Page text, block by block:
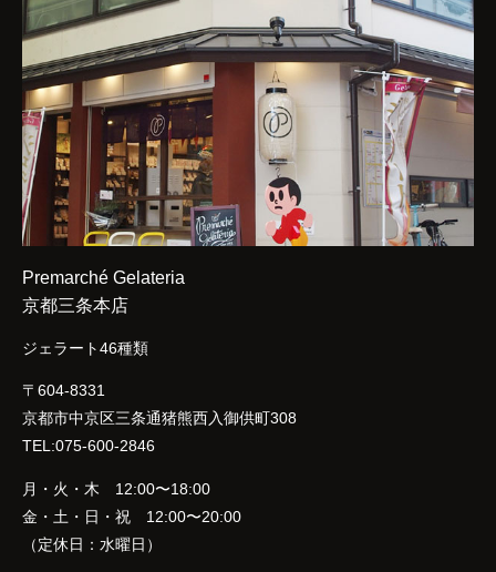
Premarché Gelateria
京都三条本店
ジェラート46種類
〒604-8331
京都市中京区三条通猪熊西入御供町308
TEL:075-600-2846
月・火・木 12:00〜18:00
金・土・日・祝 12:00〜20:00
（定休日：水曜日）